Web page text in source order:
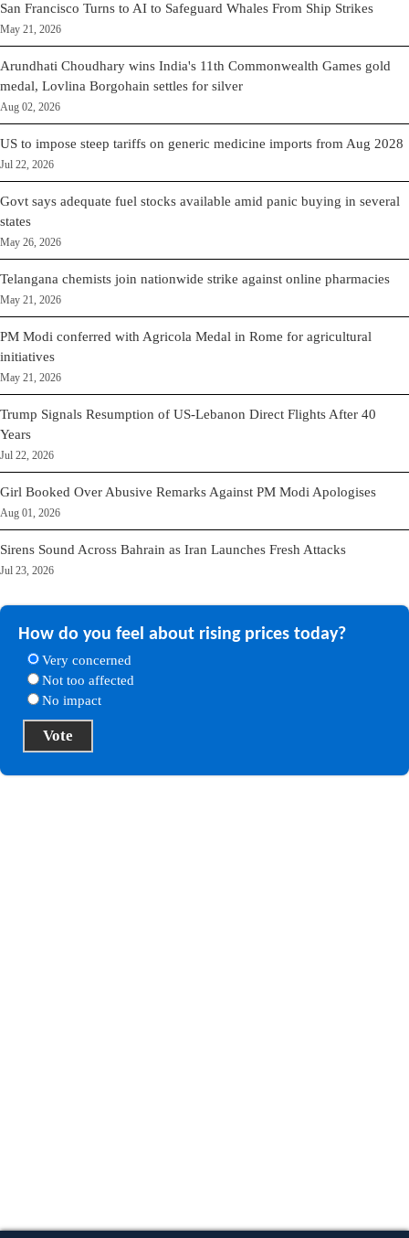
San Francisco Turns to AI to Safeguard Whales From Ship Strikes
May 21, 2026
Arundhati Choudhary wins India's 11th Commonwealth Games gold
medal, Lovlina Borgohain settles for silver
Aug 02, 2026
US to impose steep tariffs on generic medicine imports from Aug 2028
Jul 22, 2026
Govt says adequate fuel stocks available amid panic buying in several
states
May 26, 2026
Telangana chemists join nationwide strike against online pharmacies
May 21, 2026
PM Modi conferred with Agricola Medal in Rome for agricultural
initiatives
May 21, 2026
Trump Signals Resumption of US-Lebanon Direct Flights After 40
Years
Jul 22, 2026
Girl Booked Over Abusive Remarks Against PM Modi Apologises
Aug 01, 2026
Sirens Sound Across Bahrain as Iran Launches Fresh Attacks
Jul 23, 2026
How do you feel about rising prices today?
Very concerned
Not too affected
No impact